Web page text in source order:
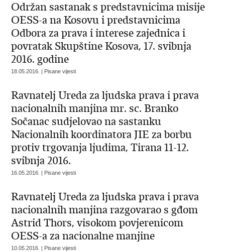
Održan sastanak s predstavnicima misije
OESS-a na Kosovu i predstavnicima
Odbora za prava i interese zajednica i
povratak Skupštine Kosova, 17. svibnja
2016. godine
18.05.2016. | Pisane vijesti
Ravnatelj Ureda za ljudska prava i prava
nacionalnih manjina mr. sc. Branko
Sočanac sudjelovao na sastanku
Nacionalnih koordinatora JIE za borbu
protiv trgovanja ljudima, Tirana 11-12.
svibnja 2016.
16.05.2016. | Pisane vijesti
Ravnatelj Ureda za ljudska prava i prava
nacionalnih manjina razgovarao s gđom
Astrid Thors, visokom povjerenicom
OESS-a za nacionalne manjine
10.05.2016. | Pisane vijesti